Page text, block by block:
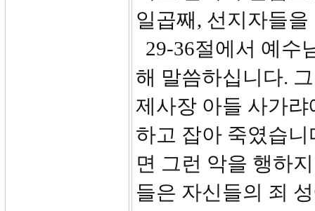
일곱째, 선지자들을
29-36절에서 예수
해 말씀하십니다.
제사장 아들 사가
하고 잡아 죽였습
면 그런 악을 행하
들은 자신들의 죄